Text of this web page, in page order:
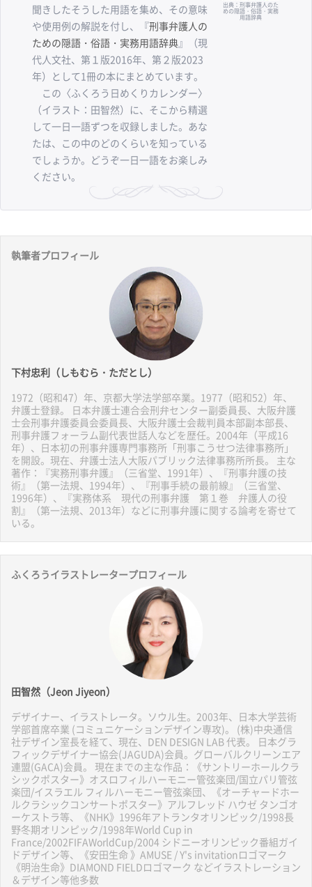
聞きしたそうした用語を集め、その意味
や使用例の解説を付し、『刑事弁護人の
ための隠語・俗語・実務用語辞典』（現
代人文社、第１版2016年、第２版2023
年）として1冊の本にまとめています。
この〈ふくろう日めくりカレンダー〉
（イラスト：田智然）に、そこから精選
して一日一語ずつを収録しました。あな
たは、この中のどのくらいを知っている
でしょうか。どうぞ一日一語をお楽しみ
ください。
出典：刑事弁護人のた
めの隠語・俗語・実務
用語辞典
執筆者プロフィール
下村忠利（しもむら・ただとし）
1972（昭和47）年、京都大学法学部卒業。1977（昭和52）年、
弁護士登録。 日本弁護士連合会刑弁センター副委員長、大阪弁護
士会刑事弁護委員会委員長、大阪弁護士会裁判員本部副本部長、
刑事弁護フォーラム副代表世話人などを歴任。2004年（平成16
年）、日本初の刑事弁護専門事務所「刑事こうせつ法律事務所」
を開設。現在、弁護士法人大阪パブリック法律事務所所長。 主な
著作：『実務刑事弁護』（三省堂、1991年）、『刑事弁護の技
術』（第一法規、1994年）、『刑事手続の最前線』（三省堂、
1996年）、『実務体系 現代の刑事弁護 第１巻 弁護人の役
割』（第一法規、2013年）などに刑事弁護に関する論考を寄せて
いる。
ふくろうイラストレータープロフィール
田智然（Jeon Jiyeon）
デザイナー、イラストレータ。ソウル生。2003年、日本大学芸術
学部首席卒業 (コミュニケーションデザイン専攻)。 (株)中央通信
社デザイン室長を経て、現在、DEN DESIGN LAB 代表。 日本グラ
フィックデザイナー協会(JAGUDA)会員。グローバルクリーンエア
連盟(GACA)会員。 現在までの主な作品：《サントリーホールクラ
シックポスター》オスロフィルハーモニー管弦楽団/国立パリ管弦
楽団/イスラエル フィルハーモニー管弦楽団、《オーチャードホー
ルクラシックコンサートポスター》アルフレッド ハウゼ タンゴオ
ーケストラ等、《NHK》1996年アトランタオリンピック/1998長
野冬期オリンピック/1998年World Cup in
France/2002FIFAWorldCup/2004 シドニーオリンピック番組ガイ
ドデザイン等、《安田生命 》AMUSE / Y's invitationロゴマーク
《明治生命》DIAMOND FIELDロゴマーク などイラストレーション
＆デザイン等他多数